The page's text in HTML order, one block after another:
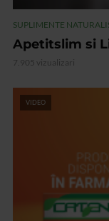
SUPLIMENTE
Apetitslim si
7.905 vizualizari
VIDEO